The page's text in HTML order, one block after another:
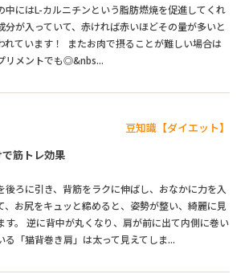
中にはL-カルニチンという脂肪燃焼を促進してくれ
分が入っていて、赤ければ赤いほどその量が多いと
れています！ またお肉で摂ることが難しい場合は
リメントでも◎&nbs...
豆知識【ダイエット】
筋トレ効果
後ろに引き、背筋をラクに伸ばし、おなかに力を入
、お尻をキュッと締めると、姿勢が整い、綺麗に見
す。 逆に背中が丸くなり、肩が前に出て内側に巻い
る「猫背巻き肩」は太って見えてしま...